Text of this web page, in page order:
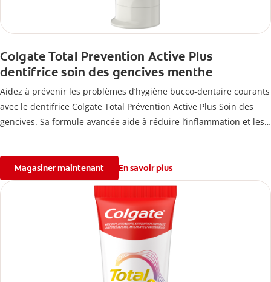
Colgate Total Prevention Active Plus
dentifrice soin des gencives menthe
Aidez à prévenir les problèmes d’hygiène bucco-dentaire courants
avec le dentifrice Colgate Total Prévention Active Plus Soin des
gencives. Sa formule avancée aide à réduire l’inflammation et les
Magasiner maintenant En savoir plus